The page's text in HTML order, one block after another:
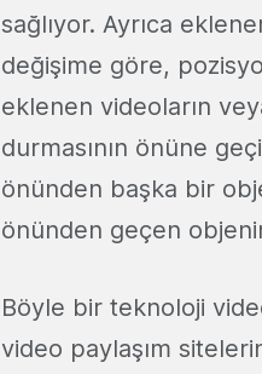
sağlıyor. Ayrıca
değişime göre,
eklenen videoların
durmasının önüne
önünden başka bir
önünden geçen
Böyle bir teknoloji
video paylaşım